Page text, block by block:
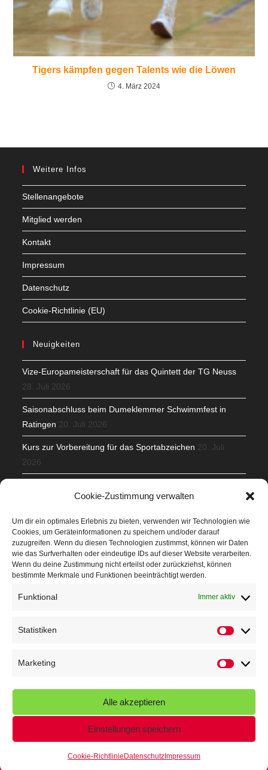
Cookie-Zustimmung verwalten
Um dir ein optimales Erlebnis zu bieten, verwenden wir Technologien wie
Cookies, um Geräteinformationen zu speichern und/oder darauf
zuzugreifen. Wenn du diesen Technologien zustimmst, können wir Daten
wie das Surfverhalten oder eindeutige IDs auf dieser Website verarbeiten.
Wenn du deine Zustimmung nicht erteilst oder zurückziehst, können
bestimmte Merkmale und Funktionen beeinträchtigt werden.
Funktional Immer aktiv
Statistiken
Marketing
Alle akzeptieren
Einstellungen speichern
Cookie-Richtlinie Datenschutz Impressum
Tigers kämpfen gegen Talents wie die Löwen
4. März 2024
Weitere Infos
Stellenangebote
Mitglied werden
Kontakt
Impressum
Datenschutz
Cookie-Richtlinie (EU)
Neuigkeiten
Vize-Europameisterschaft für das Quintett der TG Neuss
28. Juli 2026
Saisonabschluss beim Dumeklemmer Schwimmfest in
Ratingen 20. Juli 2026
Kurs zur Vorbereitung für das Sportabzeichen 20. Juli
2026
Veranstaltungen
Höffner Run
Kindersportfest